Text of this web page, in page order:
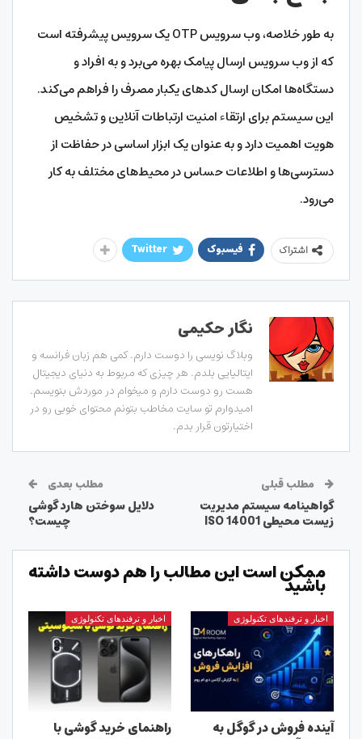
به طور خلاصه، وب سرویس OTP یک سرویس پیشرفته است
که از وب سرویس ارسال پیامک بهره می‌برد و به افراد و
دستگاه‌ها امکان ارسال کدهای یکبار مصرف را فراهم می‌کند.
این سیستم برای ارتقاء امنیت ارتباطات آنلاین و تشخیص
هویت اهمیت دارد و به عنوان یک ابزار اساسی در حفاظت از
دسترسی‌ها و اطلاعات حساس در محیط‌های مختلف به کار
می‌رود.
اشتراک فیسبوک Twitter
نگار حکیمی
وبلاگ نویسی را دوست دارم. کمی هم زبان فرانسه و
ایتالیایی بلدم. هر چیزی که مربوط به دنیای دیجیتال
هست رو دوست دارم و میخوام در موردش بنویسم.
امیدوارم تو سایت مخاطب بتونم محتوای خوبی رو در
اختیارتون قرار بدم.
مطلب قبلی
گواهینامه سیستم مدیریت
زیست محیطی ISO 14001
مطلب بعدی
دلایل سوختن هارد گوشی
چیست؟
ممکن است این مطالب را هم دوست داشته
باشید
اخبار و ترفندهای تکنولوژی
آینده فروش در گوگل به
اخبار و ترفندهای تکنولوژی
راهنمای خرید گوشی با